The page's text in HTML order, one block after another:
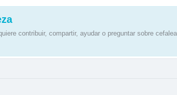
contribuir, compartir, ayudar o preguntar sobre